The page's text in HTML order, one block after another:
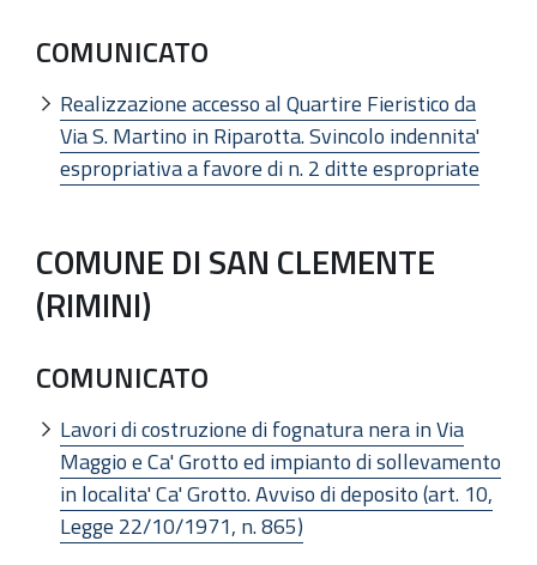
COMUNICATO
Realizzazione accesso al Quartire Fieristico da
Via S. Martino in Riparotta. Svincolo indennita'
espropriativa a favore di n. 2 ditte espropriate
COMUNE DI SAN CLEMENTE
(RIMINI)
COMUNICATO
Lavori di costruzione di fognatura nera in Via
Maggio e Ca' Grotto ed impianto di sollevamento
in localita' Ca' Grotto. Avviso di deposito (art. 10,
Legge 22/10/1971, n. 865)